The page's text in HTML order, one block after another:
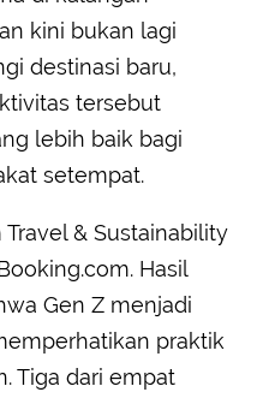
kini bukan lagi
destinasi baru,
tersebut
lebih baik bagi
setempat.
& Sustainability
Hasil
Gen Z menjadi
praktik
Tiga dari empat